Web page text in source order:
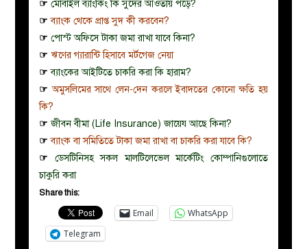
☞মোবাইল ব্যাংকিং কি সুদের আওতায় পড়ে?
☞ ব্যাংক থেকে প্রাপ্ত সুদ কী করবেন?
☞পোস্ট অফিসে টাকা জমা রাখা যাবে কিনা?
☞ ঋণের গ্যারান্টি হিসাবে মর্টগেজ নেয়া
☞ ব্যাংকের আইটিতে চাকরি করা কি হারাম?
☞ অমুসলিমের সাথে লেন-দেন করলে ইবাদতের কোনো ক্ষতি হয়
কি?
☞জীবন বীমা (Life Insurance) জায়েয আছে কিনা?
☞ ব্যাংক বা সমিতিতে টাকা জমা রাখা বা চাকরি করা যাবে কি?
☞ ডেসটিনিসহ সকল মালটিলেভেল মার্কেটিং কোম্পানিগুলোতে
চাকুরি করা
Share this:
Email
WhatsApp
Telegram